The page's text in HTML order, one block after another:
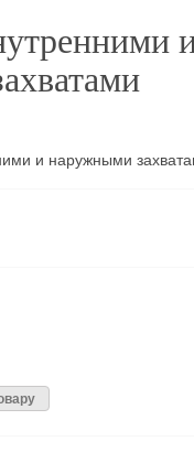
и наружными